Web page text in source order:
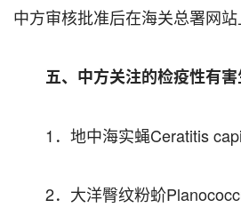
中方审核批准后在海关总署网站
五、中方关注的检疫性有
1．地中海实蝇Ceratitis
2．大洋臀纹粉蚧